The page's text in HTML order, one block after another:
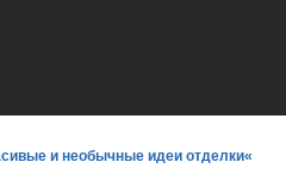
и необычные идеи отделки«